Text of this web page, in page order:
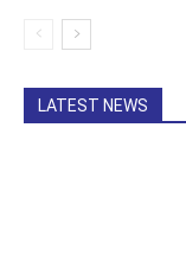
LATEST NEWS